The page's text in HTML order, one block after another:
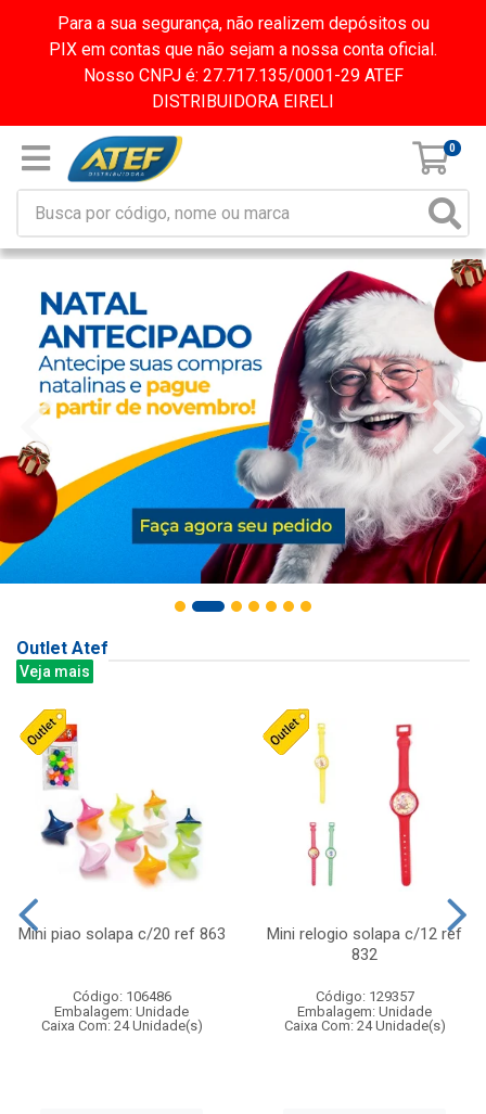
Para a sua segurança, não realizem depósitos ou
PIX em contas que não sejam a nossa conta oficial.
Nosso CNPJ é: 27.717.135/0001-29 ATEF
DISTRIBUIDORA EIRELI
0
Outlet Atef
Veja mais
Mini piao solapa c/20 ref 863
Código: 106486
Embalagem: Unidade
Caixa Com: 24 Unidade(s)
Mini relogio solapa c/12 ref
832
Código: 129357
Embalagem: Unidade
Caixa Com: 24 Unidade(s)